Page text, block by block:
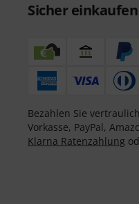
Sicher
Bezahlen Sie
Vorkasse, PayPal,
Klarna Ratenzahlung